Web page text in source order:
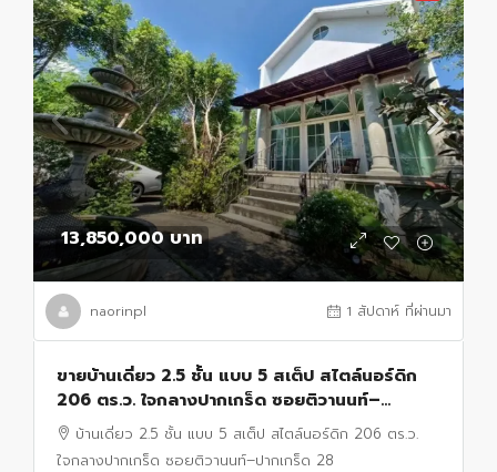
13,850,000 บาท
naorinpl 1 สัปดาห์ ที่ผ่านมา
ขายบ้านเดี่ยว 2.5 ชั้น แบบ 5 สเต็ป สไตล์นอร์ดิก
206 ตร.ว. ใจกลางปากเกร็ด ซอยติวานนท์–
ปากเกร็ด 28 ทำเลรุ่งเรือง อยู่และทำธุรกิจได้ในหลัง
เดียว
บ้านเดี่ยว 2.5 ชั้น แบบ 5 สเต็ป สไตล์นอร์ดิก 206 ตร.ว.
ใจกลางปากเกร็ด ซอยติวานนท์–ปากเกร็ด 28